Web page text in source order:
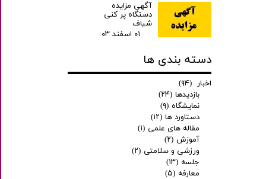
آگهی مزایده
دستگاه پر کنی
شیاف
۰۱ اسفند ۰۳
دسته بندی ها
اخبار
(۹۴)
بازدیدها (۲۴)
نمایشگاه (۹)
دستاورد ها (۱۲)
مقاله های علمی (۱)
آموزش (۲)
ورزشی و سلامتی (۲)
جلسه (۱۳)
معارفه (۵)